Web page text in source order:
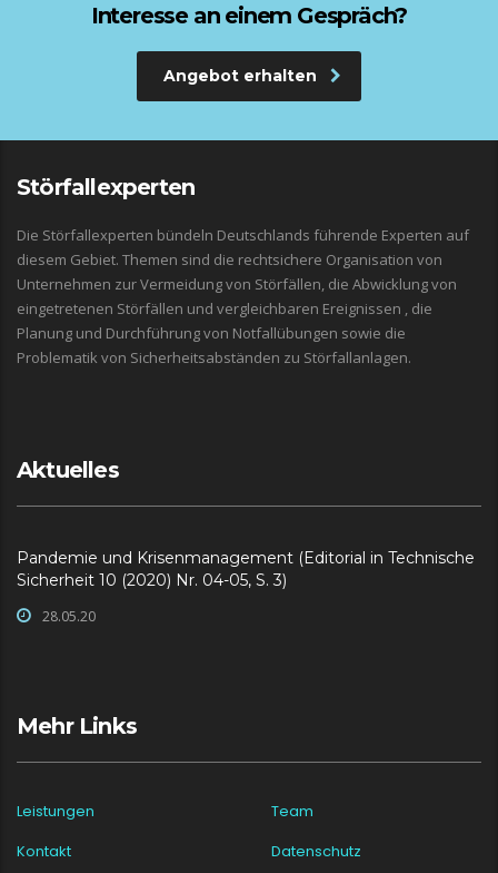
Interesse an einem Gespräch?
Angebot erhalten
Störfallexperten
Die Störfallexperten bündeln Deutschlands führende Experten auf
diesem Gebiet. Themen sind die rechtsichere Organisation von
Unternehmen zur Vermeidung von Störfällen, die Abwicklung von
eingetretenen Störfällen und vergleichbaren Ereignissen , die
Planung und Durchführung von Notfallübungen sowie die
Problematik von Sicherheitsabständen zu Störfallanlagen.
Aktuelles
Pandemie und Krisenmanagement (Editorial in Technische
Sicherheit 10 (2020) Nr. 04-05, S. 3)
28.05.20
Mehr Links
Leistungen
Team
Kontakt
Datenschutz